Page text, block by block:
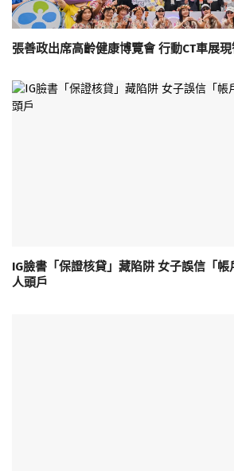
張善政出席高齡健康博覽會 行動CT車展
IG臉書「保證核貸」藏陷阱 女子誤信「
人頭戶